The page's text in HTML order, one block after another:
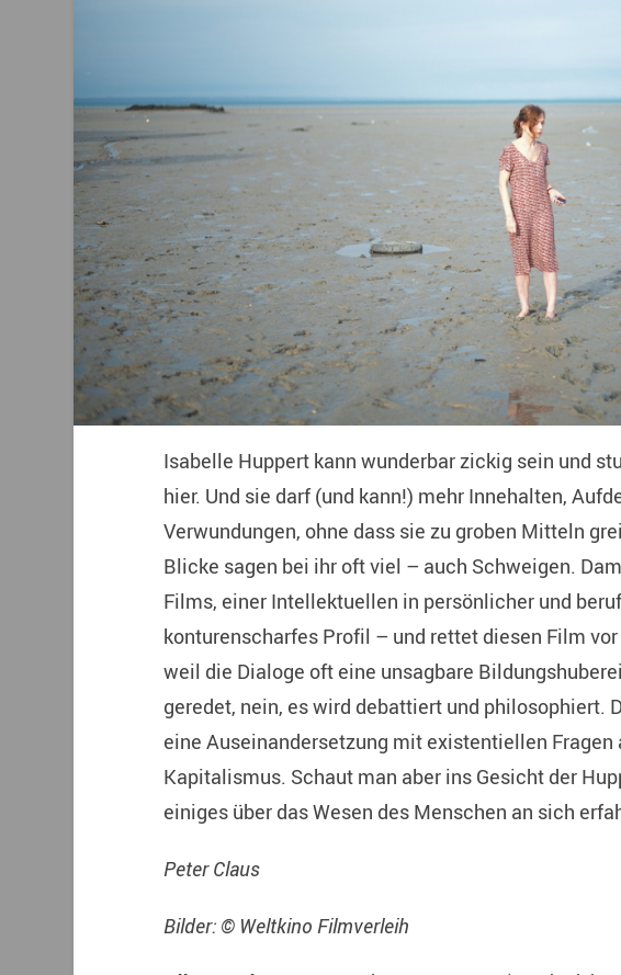
Isabelle Huppert kann wunderbar zickig sein und
hier. Und sie darf (und kann!) mehr Innehalten,
Verwundungen, ohne dass sie zu groben Mitteln
Blicke sagen bei ihr oft viel – auch Schweigen.
Films, einer Intellektuellen in persönlicher und
konturenscharfes Profil – und rettet diesen Film
weil die Dialoge oft eine unsagbare
geredet, nein, es wird debattiert und philosophiert.
eine Auseinandersetzung mit existentiellen Fragen
Kapitalismus. Schaut man aber ins Gesicht der
einiges über das Wesen des Menschen an sich
Peter Claus
Bilder: © Weltkino Filmverleih